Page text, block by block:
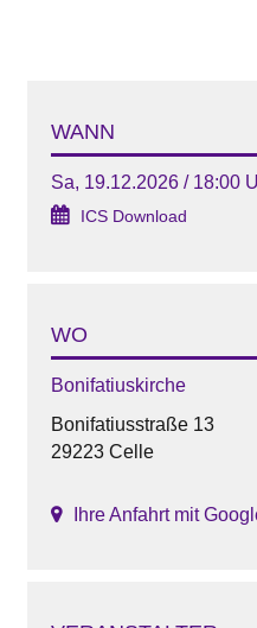
WANN
Sa, 19.12.2026 / 18:00
ICS Download
WO
Bonifatiuskirche
Bonifatiusstraße 13
29223 Celle
Ihre Anfahrt mit